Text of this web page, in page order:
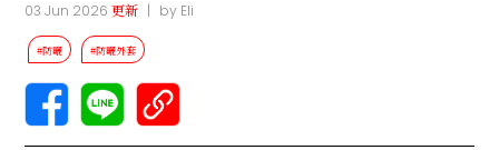
03 Jun 2026更新 | by Eli
#防曬 #防曬外套